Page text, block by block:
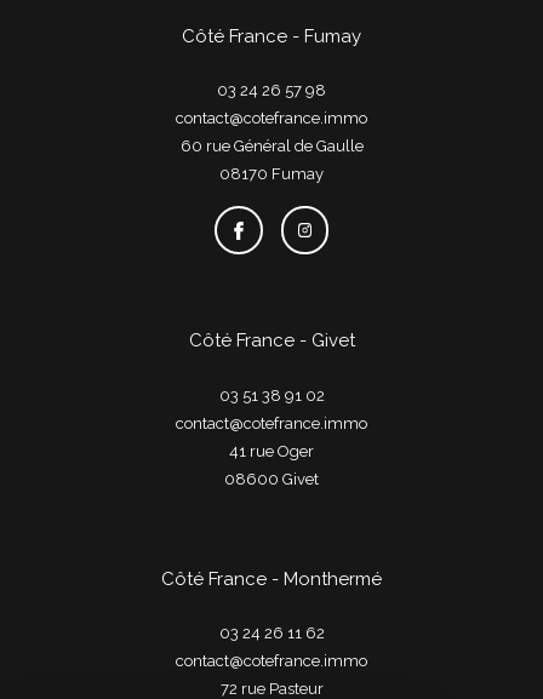
Côté France - Fumay
03 24 26 57 98
contact@cotefrance.immo
60 rue Général de Gaulle
08170
fumay
Côté France - Givet
03 51 38 91 02
contact@cotefrance.immo
41 rue Oger
08600
givet
Côté France - Monthermé
03 24 26 11 62
contact@cotefrance.immo
72 rue Pasteur